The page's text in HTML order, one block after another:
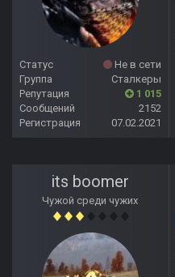
Статус
Не в сети
Группа
Сталкеры
Репутация
1 015
Сообщений
2152
Регистрация
07.02.2021
its boomer
Чужой среди чужих